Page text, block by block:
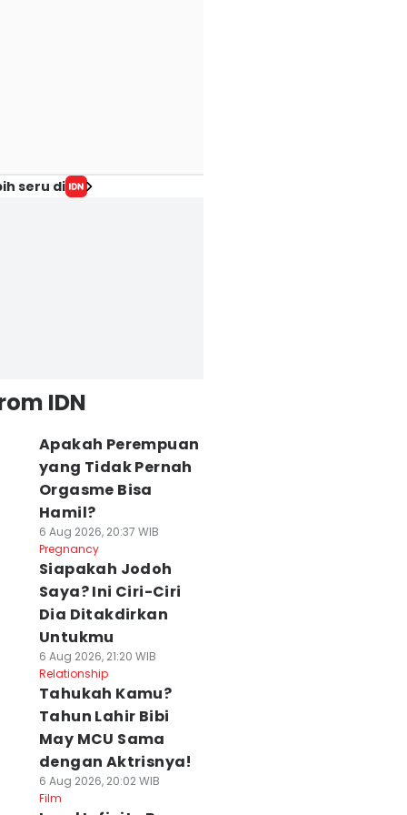
seru di
IDN
Apakah Perempuan
yang Tidak Pernah
Orgasme Bisa
Hamil?
6 Aug 2026, 20:37 WIB
Pregnancy
Siapakah Jodoh
Saya? Ini Ciri-Ciri
Dia Ditakdirkan
Untukmu
6 Aug 2026, 21:20 WIB
Relationship
Tahukah Kamu?
Tahun Lahir Bibi
May MCU Sama
dengan Aktrisnya!
6 Aug 2026, 20:02 WIB
Film